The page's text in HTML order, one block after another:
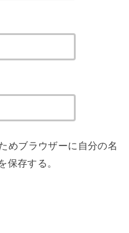
めブラウザーに自分の名
保存する。